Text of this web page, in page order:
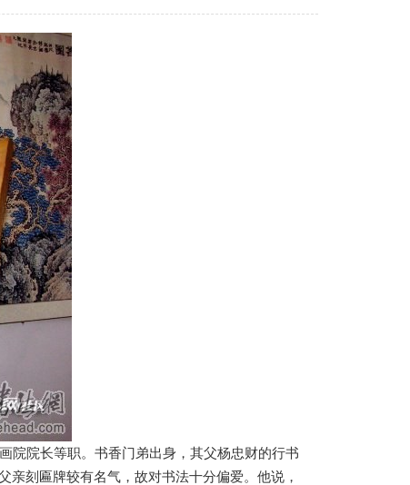
院院长等职。书香门弟出身，其父杨忠财的行书
刻匾牌较有名气，故对书法十分偏爱。他说，